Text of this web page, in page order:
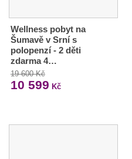
Wellness pobyt na
Šumavě v Srní s
polopenzí - 2 děti
zdarma 4…
19 600 Kč
10 599 Kč